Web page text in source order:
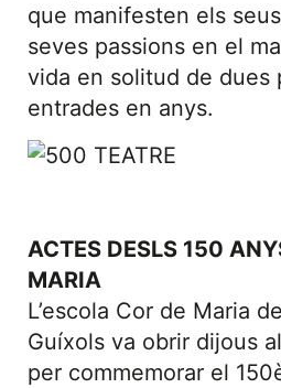
que manifesten els
seves passions en el
vida en solitud de dues
entrades en anys.
ACTES DESLS 150
MARIA
L’escola Cor de Maria
Guíxols va obrir dijous
per commemorar el